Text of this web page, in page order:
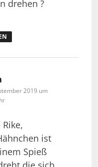
drehen ?
2019 um
ist
Spieß